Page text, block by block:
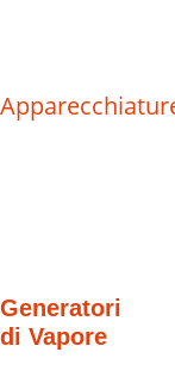
Generatori
di Vapore